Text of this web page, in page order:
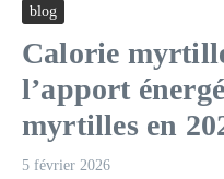
blog
Calorie
l’apport
myrtilles en
5 février 2026